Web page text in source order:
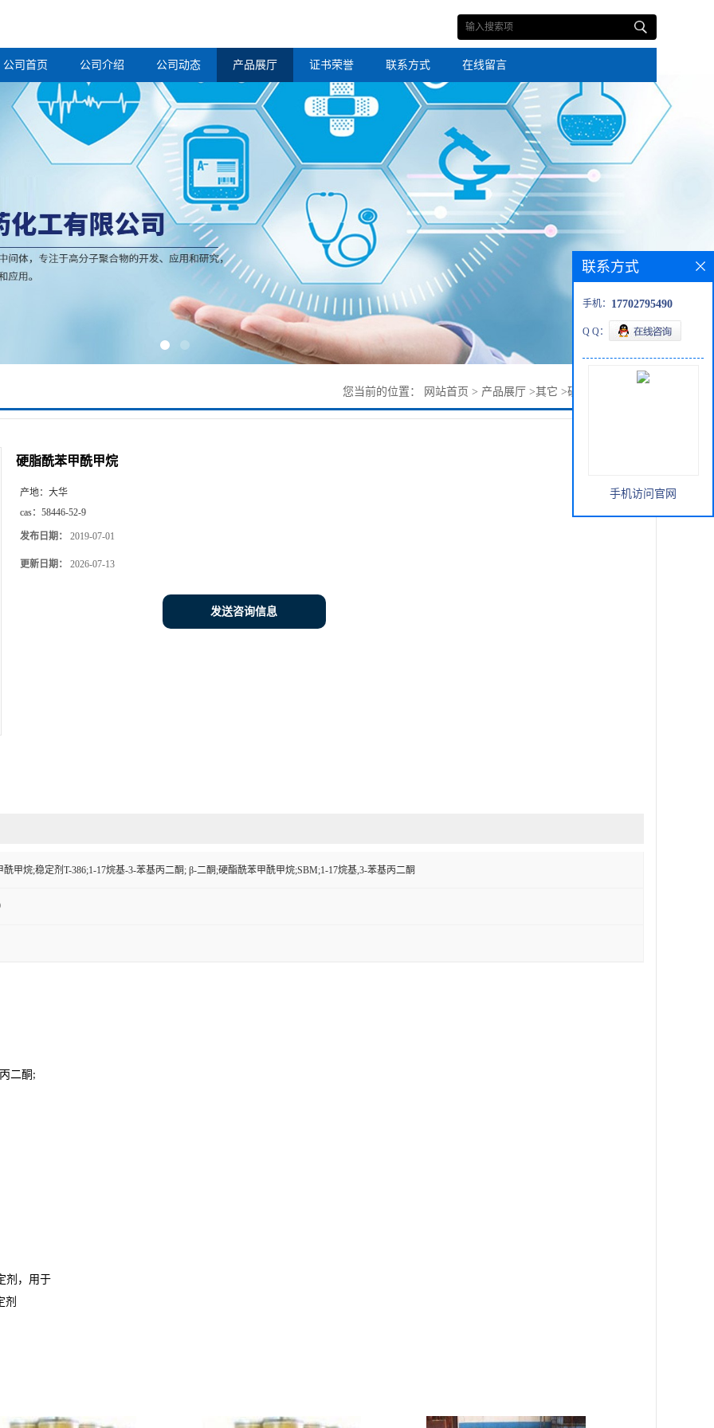
公司首页 公司介绍 公司动态 产品展厅 证书荣誉 联系方式 在线留言
您当前的位置： 网站首页 > 产品展厅 >其它 >硬脂酰苯甲酰甲烷
硬脂酰苯甲酰甲烷
产地： 大华
cas： 58446-52-9
发布日期： 2019-07-01
更新日期： 2026-07-13
发送咨询信息
酰甲烷;稳定剂T-386;1-17烷基-3-苯基丙二酮; β-二酮;硬酯酰苯甲酰甲烷;SBM;1-17烷基,3-苯基丙二酮
二酮 ;
剂，用于
剂
联系方式
手机： 17702795490
Q Q：
手机访问官网